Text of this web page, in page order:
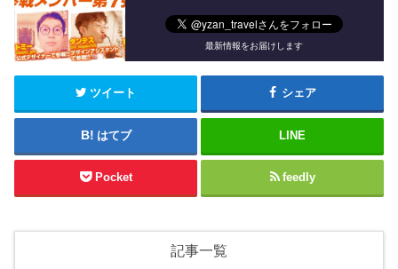
最新情報をお届けします
ツイート シェア
はてブ LINE
Pocket feedly
記事一覧